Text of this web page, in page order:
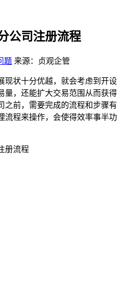
公司注册流程
题 来源：贞观企管
现状十分优越，就会考虑到开设
量，还能扩大交易范围从而获得
之前，需要完成的流程和步骤有
流程来操作，会使得效率事半功